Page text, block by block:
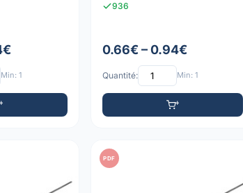
Min: 1
936
0.66€ – 0.94€
Quantité: Min: 1
PDF